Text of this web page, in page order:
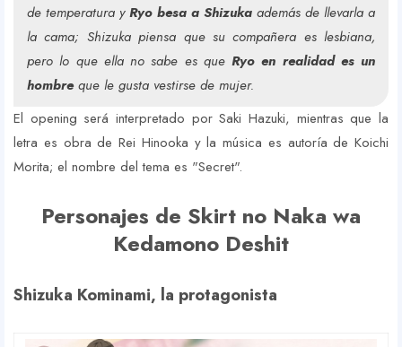
de temperatura yRyo besa a Shizuka además de llevarla a
la cama; Shizuka piensa que su compañera es lesbiana,
pero lo que ella no sabe es que Ryo en realidad es un
hombreque le gusta vestirse de mujer.
El opening será interpretado por Saki Hazuki, mientras que la
letra es obra de Rei Hinooka y la música es autoría de Koichi
Morita; el nombre del tema es "Secret".
Personajes de Skirt no Naka wa
Kedamono Deshit
Shizuka Kominami, la protagonista